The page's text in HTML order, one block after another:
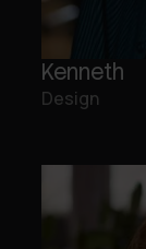
Kenneth
Design